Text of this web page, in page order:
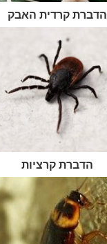
הדברת קרדית האבק
הדברת קרציות